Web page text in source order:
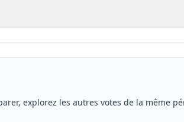
explorez les autres votes de la même